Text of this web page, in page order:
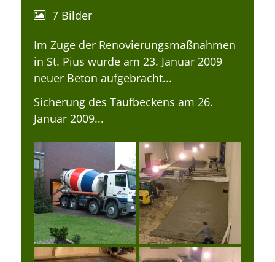
7 Bilder
Im Zuge der Renovierungsmaßnahmen
in St. Pius wurde am 23. Januar 2009
neuer Beton aufgebracht...
Sicherung des Taufbeckens am 26.
Januar 2009...